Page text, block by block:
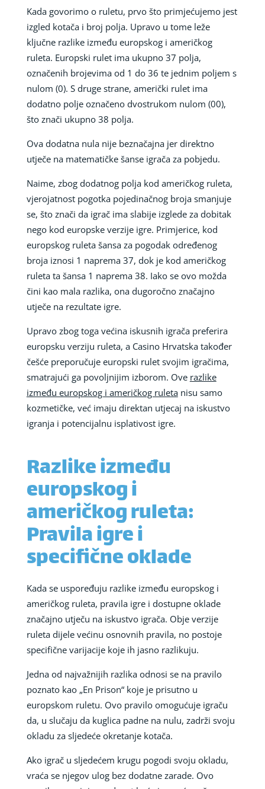
Kada govorimo o ruletu, prvo što primjećujemo jest
izgled kotača i broj polja. Upravo u tome leže
ključne razlike između europskog i američkog
ruleta. Europski rulet ima ukupno 37 polja,
označenih brojevima od 1 do 36 te jednim poljem s
nulom (0). S druge strane, američki rulet ima
dodatno polje označeno dvostrukom nulom (00),
što znači ukupno 38 polja.
Ova dodatna nula nije beznačajna jer direktno
utječe na matematičke šanse igrača za pobjedu.
Naime, zbog dodatnog polja kod američkog ruleta,
vjerojatnost pogotka pojedinačnog broja smanjuje
se, što znači da igrač ima slabije izglede za dobitak
nego kod europske verzije igre. Primjerice, kod
europskog ruleta šansa za pogodak određenog
broja iznosi 1 naprema 37, dok je kod američkog
ruleta ta šansa 1 naprema 38. Iako se ovo možda
čini kao mala razlika, ona dugoročno značajno
utječe na rezultate igre.
Upravo zbog toga većina iskusnih igrača preferira
europsku verziju ruleta, a Casino Hrvatska također
češće preporučuje europski rulet svojim igračima,
smatrajući ga povoljnijim izborom. Ove razlike
između europskog i američkog ruletanisu samo
kozmetičke, već imaju direktan utjecaj na iskustvo
igranja i potencijalnu isplativost igre.
Razlike između
europskog i
američkog ruleta:
Pravila igre i
specifične oklade
Kada se uspoređuju razlike između europskog i
američkog ruleta, pravila igre i dostupne oklade
značajno utječu na iskustvo igrača. Obje verzije
ruleta dijele većinu osnovnih pravila, no postoje
specifične varijacije koje ih jasno razlikuju.
Jedna od najvažnijih razlika odnosi se na pravilo
poznato kao „En Prison“ koje je prisutno u
europskom ruletu. Ovo pravilo omogućuje igraču
da, u slučaju da kuglica padne na nulu, zadrži svoju
okladu za sljedeće okretanje kotača.
Ako igrač u sljedećem krugu pogodi svoju okladu,
vraća se njegov ulog bez dodatne zarade. Ovo